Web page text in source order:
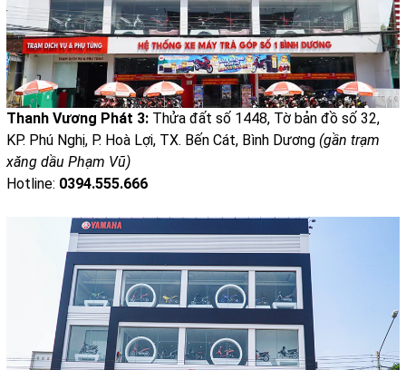
Thanh Vương Phát 3: Thửa đất số 1448, Tờ bản đồ số 32,
KP. Phú Nghị, P. Hoà Lợi, TX. Bến Cát, Bình Dương (gần trạm
xăng dầu Phạm Vũ)
Hotline: 0394.555.666